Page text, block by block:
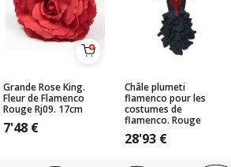
Grande Rose King.
Fleur de Flamenco
Rouge Rj09. 17cm
7'48 €
Châle plumeti
flamenco pour les
costumes de
flamenco. Rouge
28'93 €